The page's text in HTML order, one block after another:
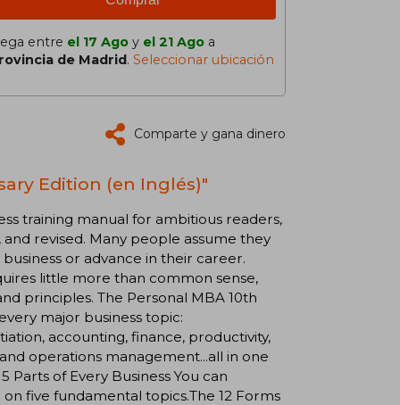
entre el 17 Ago y el 21 Ago a
de Madrid. Seleccionar ubicación
Comparte y gana dinero
Edition (en Inglés)"
training manual for ambitious readers,
revised. Many people assume they
or advance in their career.
little more than common sense,
principles. The Personal MBA 10th
major business topic:
accounting, finance, productivity,
operations management...all in one
of Every Business You can
five fundamental topics.The 12 Forms